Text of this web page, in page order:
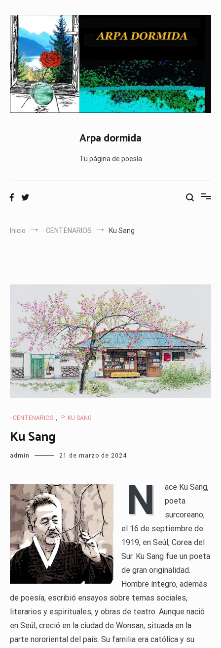
contenido
Arpa dormida
Tu página de poesía
Inicio · CENTENARIOS Ku Sang
· CENTENARIOS , P: KU SANG
Ku Sang
admin 21 de marzo de 2024
N
ace Ku Sang,
poeta
surcoreano,
el 16 de septiembre de
1919, en Seúl, Corea del
Sur. Ku Sang fue un poeta
de gran originalidad.
Hombre íntegro, además
de poesía, escribió ensayos sobre temas sociales,
literarios y espirituales, y obras de teatro. Aunque nació
en Seúl, creció en la ciudad de Wonsan, situada en la
parte nororiental del país. Su familia era católica y su